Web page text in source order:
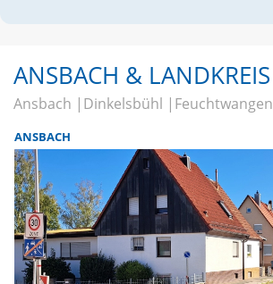
ANSBACH & LANDKREIS
Ansbach Dinkelsbühl Feuchtwangen
ANSBACH